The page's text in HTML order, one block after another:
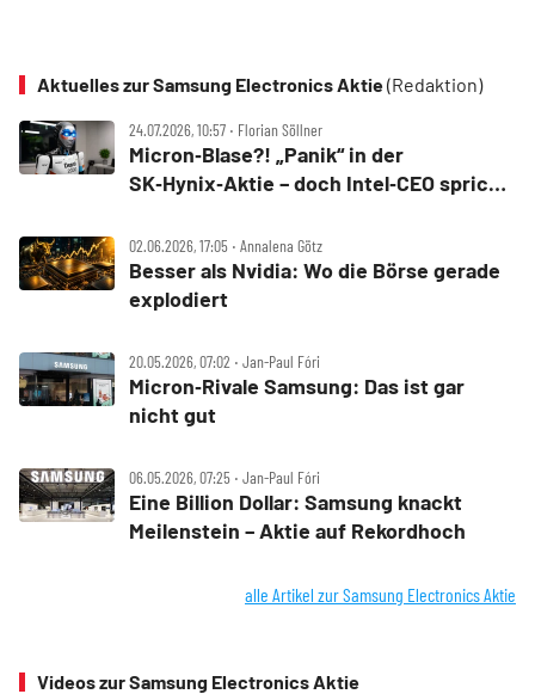
Aktuelles zur Samsung Electronics Aktie(Redaktion)
24.07.2026, 10:57 ‧ Florian Söllner
Micron‑Blase?! „Panik“ in der
SK‑Hynix‑Aktie – doch Intel‑CEO spricht
02.06.2026, 17:05 ‧ Annalena Götz
Besser als Nvidia: Wo die Börse gerade
explodiert
20.05.2026, 07:02 ‧ Jan-Paul Fóri
Micron‑Rivale Samsung: Das ist gar
nicht gut
06.05.2026, 07:25 ‧ Jan-Paul Fóri
Eine Billion Dollar: Samsung knackt
Meilenstein – Aktie auf Rekordhoch
alle Artikel zur Samsung Electronics Aktie
Videos zur Samsung Electronics Aktie